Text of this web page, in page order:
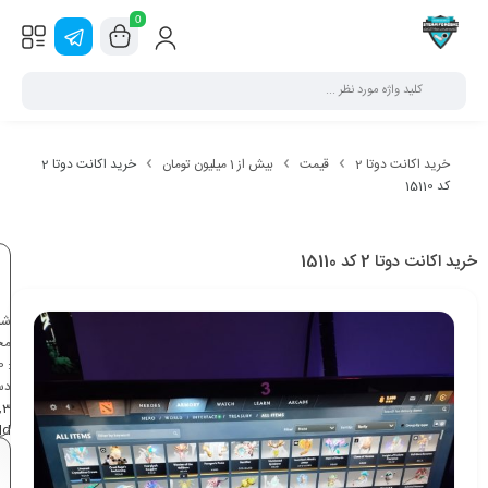
0
خرید اکانت دوتا 2 قیمت بیش از 1 میلیون تومان
خرید اکانت دوتا 2
کد 15110
خرید اکانت دوتا 2 کد 15110
:
3
,